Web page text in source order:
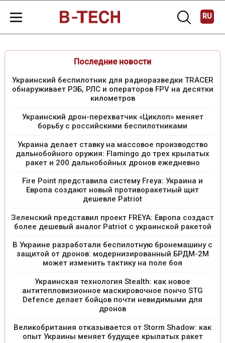
RU
Последние новости
Украинский беспилотник для радиоразведки TRACER
обнаруживает РЭБ, РЛС и операторов FPV на десятки
километров
Украинский дрон-перехватчик «Циклоп» меняет
борьбу с российскими беспилотниками
Украина делает ставку на массовое производство
дальнобойного оружия: Flamingo до трех крылатых
ракет и 200 дальнобойных дронов ежедневно
Fire Point представила систему Freya: Украина и
Европа создают новый противоракетный щит
дешевле Patriot
Зеленский представил проект FREYA: Европа создаст
более дешевый аналог Patriot с украинской ракетой
В Украине разработали беспилотную бронемашину с
защитой от дронов: модернизированный БРДМ-2М
может изменить тактику на поле боя
Украинская технология Stealth: как новое
антитепловизионное маскировочное пончо STG
Defence делает бойцов почти невидимыми для
дронов
Великобритания отказывается от Storm Shadow: как
опыт Украины меняет будущее крылатых ракет